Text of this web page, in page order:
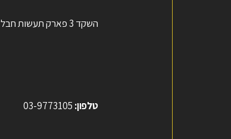
השקד 3 פארק תעשות חבל מודיעין
טלפון: 03-9773105